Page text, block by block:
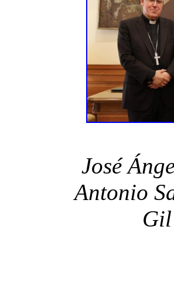
José
Antonio
Gil